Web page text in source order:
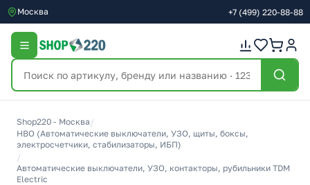
Москва +7 (499) 220-88-88
Shop220 - Москва /
НВО (Автоматические выключатели, УЗО, щиты, боксы,
электросчетчики, стабилизаторы, ИБП)
/
Автоматические выключатели, УЗО, контакторы, рубильники TDM
Electric